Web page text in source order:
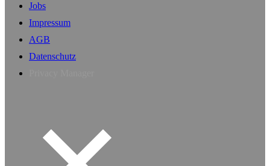
Jobs
Impressum
AGB
Datenschutz